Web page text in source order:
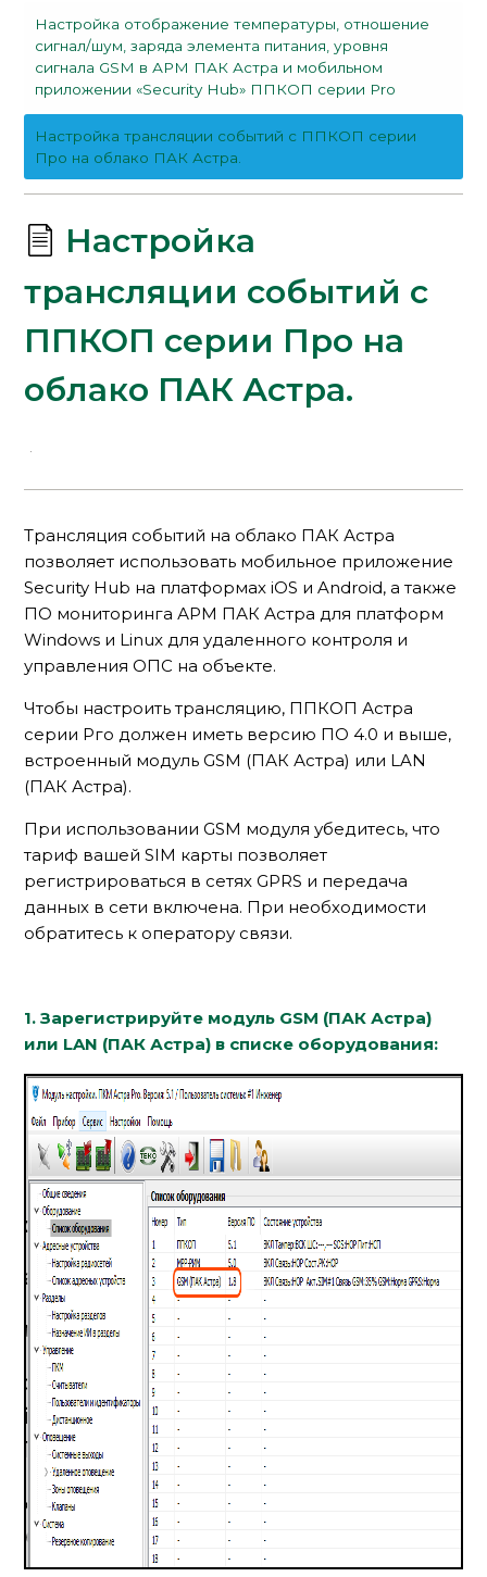
Настройка отображение температуры, отношение
сигнал/шум, заряда элемента питания, уровня
сигнала GSM в АРМ ПАК Астра и мобильном
приложении «Security Hub» ППКОП серии Prо
Настройка трансляции событий с ППКОП серии
Про на облако ПАК Астра.
Настройка
трансляции событий с
ППКОП серии Про на
облако ПАК Астра.
Трансляция событий на облако ПАК Астра
позволяет использовать мобильное приложение
Security Hub на платформах iOS и Android, а также
ПО мониторинга АРМ ПАК Астра для платформ
Windows и Linux для удаленного контроля и
управления ОПС на объекте.
Чтобы настроить трансляцию, ППКОП Астра
серии Рго должен иметь версию ПО 4.0 и выше,
встроенный модуль GSM (ПАК Астра) или LAN
(ПАК Астра).
При использовании GSM модуля убедитесь, что
тариф вашей SIM карты позволяет
регистрироваться в сетях GPRS и передача
данных в сети включена. При необходимости
обратитесь к оператору связи.
1. Зарегистрируйте модуль GSM (ПАК Астра)
или LAN (ПАК Астра) в списке оборудования: